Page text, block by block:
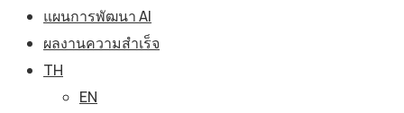
แผนการพัฒนา AI
ผลงานความสำเร็จ
TH
EN